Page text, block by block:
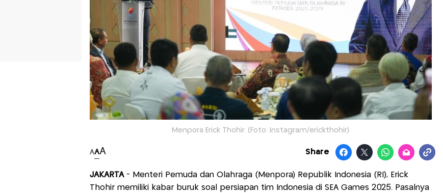
Menpora Erick Thohir. (Foto: Instagram/erickthohir)
AAA Share
JAKARTA- Menteri Pemuda dan Olahraga (Menpora) Republik Indonesia (RI), Erick
Thohir memiliki kabar buruk soal persiapan tim Indonesia di SEA Games 2025. Pasalnya